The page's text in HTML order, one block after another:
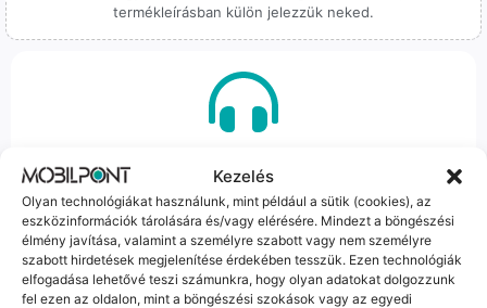
Kezelés
Olyan technológiákat használunk, mint például a sütik (cookies), az
eszközinformációk tárolására és/vagy elérésére. Mindezt a böngészési
élmény javítása, valamint a személyre szabott vagy nem személyre
szabott hirdetések megjelenítése érdekében tesszük. Ezen technológiák
elfogadása lehetővé teszi számunkra, hogy olyan adatokat dolgozzunk
fel ezen az oldalon, mint a böngészési szokások vagy az egyedi
termékleírásban külön jelezzük neked.
Sok éve a szegedi piac meghatározó szereplői vagyunk.
Nem egy arctalan webshop vagyunk: ha kérdésed van, élő
ember veszi fel a telefont, és személyesen is megtalálsz
minket Szegeden.